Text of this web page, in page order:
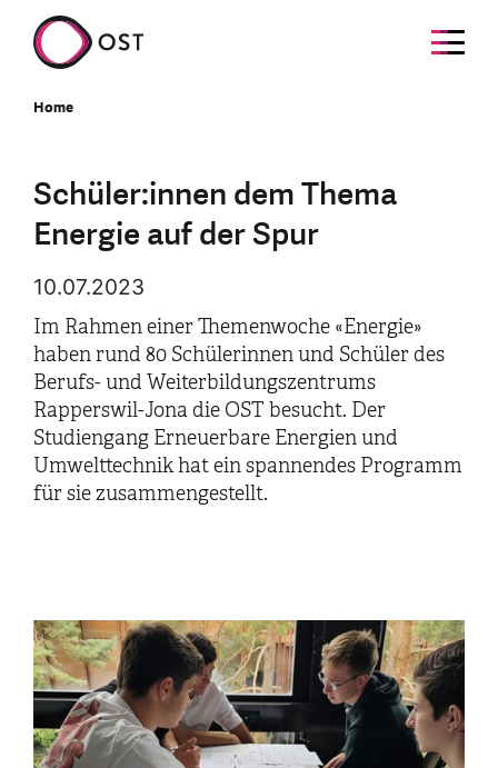
Home
Schüler:innen dem Thema
Energie auf der Spur
10.07.2023
Im Rahmen einer Themenwoche «Energie»
haben rund 80 Schülerinnen und Schüler des
Berufs- und Weiterbildungszentrums
Rapperswil-Jona die OST besucht. Der
Studiengang Erneuerbare Energien und
Umwelttechnik hat ein spannendes Programm
für sie zusammengestellt.